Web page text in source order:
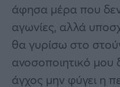
άφησα μέρα που
αγωνίες, αλλά
θα γυρίσω στο
ανοσοποιητικό μου
άγχος μην φύγει η